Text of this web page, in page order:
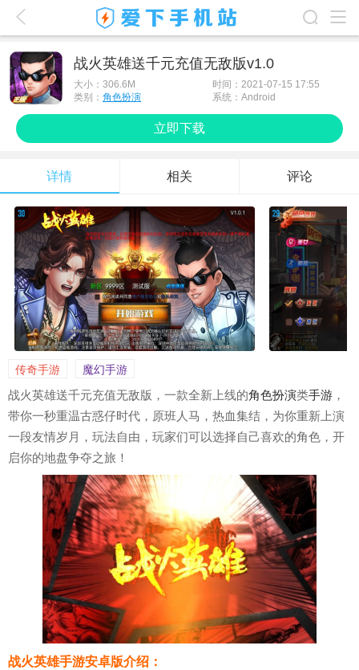
应用排行榜
最新游戏
最新应用
游戏攻略
战火英雄送千元充值无敌版v1.0
大小： 306.6M
时间：2021-07-15 17:55
类别： 角色扮演 系统：Android
立即下载
详情 相关 评论
传奇手游 魔幻手游
战火英雄送千元充值无敌版，一款全新上线的角色扮演类手游 ，
带你一秒重温古惑仔时代，原班人马，热血集结，为你重新上演
一段友情岁月，玩法自由，玩家们可以选择自己喜欢的角色，开
启你的地盘争夺之旅！
战火英雄手游安卓版介绍：